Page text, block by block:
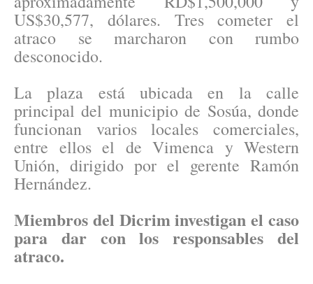
US$30,577, dólares. Tres cometer el
atraco se marcharon con rumbo
desconocido.
La plaza está ubicada en la calle
principal del municipio de Sosúa, donde
funcionan varios locales comerciales,
entre ellos el de Vimenca y Western
Unión, dirigido por el gerente Ramón
Hernández.
Miembros del Dicrim investigan el caso
para dar con los responsables del
atraco.